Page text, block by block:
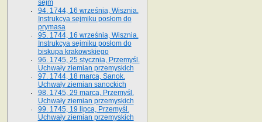
sejm
94. 1744, 16 września, Wisznia.
Instrukcya sejmiku posłom do
prymasa
95. 1744, 16 września, Wisznia.
Instrukcya sejmiku posłom do
biskupa krakowskiego
96. 1745, 25 stycznia, Przemyśl.
Uchwały ziemian przemyskich
97. 1744, 18 marca, Sanok.
Uchwały ziemian sanockich
98. 1745, 29 marca, Przemyśl.
Uchwały ziemian przemyskich
99. 1745, 19 lipca, Przemyśl.
Uchwały ziemian przemyskich